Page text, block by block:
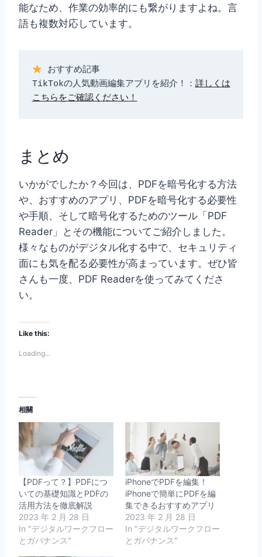
能なため、作業の効率的にも繋がりますよね。言
語も複数対応しています。
おすすめ記事
TikTokの人気動画編集アプリを紹介！： 詳しくは
こちらをご確認ください！
まとめ
いかがでしたか？今回は、PDFを暗号化する方法
や、おすすめのアプリ、PDFを暗号化する必要性
や手順、そして暗号化するためのツール「PDF
Reader」とその機能についてご紹介しました。
様々なものがデジタル化する中で、セキュリティ
面にも気を配る必要性が高まっています。ぜひ皆
さんも一度、PDF Readerを使ってみてくださ
い。
Like this:
Loading...
相關
【PDFって？】PDFにつ
いての基礎知識とPDFの
活用方法を徹底解説
2023 年 2 月 28 日
In "デジタルワークフロー
とガバナンス"
iPhoneでPDFを編集！
iPhoneで簡単にPDFを編
集できるおすすめアプリ
2023 年 2 月 28 日
In "デジタルワークフロー
とガバナンス"